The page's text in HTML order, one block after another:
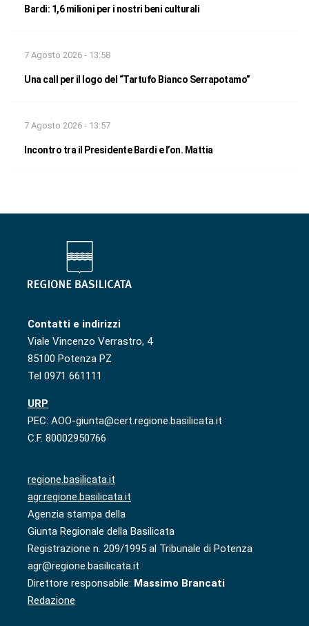
Bardi: 1,6 milioni per i nostri beni culturali
7 Agosto 2026 - 13:58
Una call per il logo del “Tartufo Bianco Serrapotamo”
7 Agosto 2026 - 13:57
Incontro tra il Presidente Bardi e l’on. Mattia
Contatti e indirizzi
Viale Vincenzo Verrastro, 4
85100 Potenza PZ
Tel 0971 661111
URP
PEC: AOO-giunta@cert.regione.basilicata.it
C.F. 80002950766
regione.basilicata.it
agr.regione.basilicata.it
Agenzia stampa della
Giunta Regionale della Basilicata
Registrazione n. 209/1995 al Tribunale di Potenza
agr@regione.basilicata.it
Direttore responsabile: Massimo Brancati
Redazione